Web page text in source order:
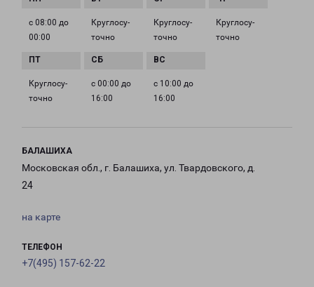
с 08:00 до
00:00
Круглосу­
точно
Круглосу­
точно
Круглосу­
точно
Круглосу­
точно
с 00:00 до
16:00
с 10:00 до
16:00
БАЛАШИХА
Московская обл., г. Балашиха, ул. Твардовского, д.
24
на карте
ТЕЛЕФОН
+7(495) 157-62-22